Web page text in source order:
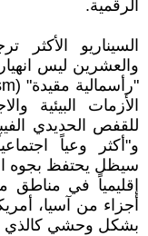
الرقمية.
السيناريو
والعشرين ليس
الأزمات البيئية
للقفص الحديدي
و"أكثر وعياً
سيظل يحتفظ بجوه
إقليمياً في مناطق
أجزاء من آسيا،
بشكل وحشي